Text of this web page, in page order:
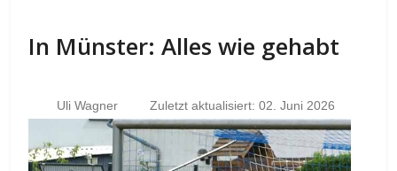
In Münster: Alles wie gehabt
Uli Wagner Zuletzt aktualisiert: 02. Juni 2026